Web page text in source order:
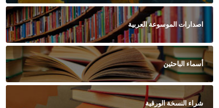
اصدارات الموسوعة العربية
أسماء الباحثين
شراء النسخة الورقية